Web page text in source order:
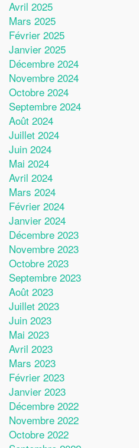
Avril 2025
Mars 2025
Février 2025
Janvier 2025
Décembre 2024
Novembre 2024
Octobre 2024
Septembre 2024
Août 2024
Juillet 2024
Juin 2024
Mai 2024
Avril 2024
Mars 2024
Février 2024
Janvier 2024
Décembre 2023
Novembre 2023
Octobre 2023
Septembre 2023
Août 2023
Juillet 2023
Juin 2023
Mai 2023
Avril 2023
Mars 2023
Février 2023
Janvier 2023
Décembre 2022
Novembre 2022
Octobre 2022